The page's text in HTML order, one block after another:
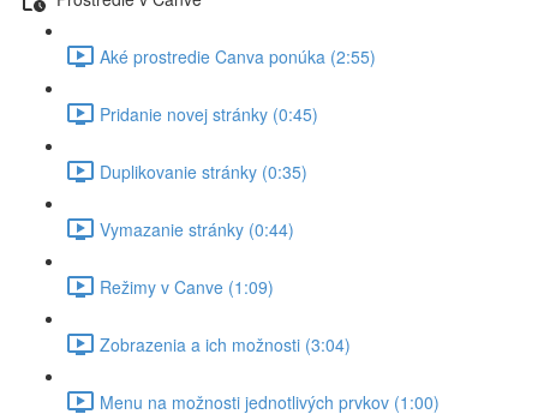
Aké prostredie Canva ponúka (2:55)
Pridanie novej stránky (0:45)
Duplikovanie stránky (0:35)
Vymazanie stránky (0:44)
Režimy v Canve (1:09)
Zobrazenia a ich možnosti (3:04)
Menu na možnosti jednotlivých prvkov (1:00)